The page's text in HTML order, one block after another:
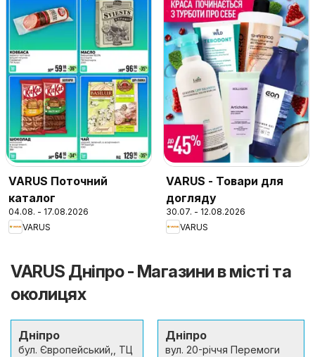
VARUS Поточний
каталог
04.08. - 17.08.2026
VARUS
VARUS - Товари для
догляду
30.07. - 12.08.2026
VARUS
VARUS Дніпро - Магазини в місті та
околицях
Дніпро
бул. Європейський,, ТЦ
Дніпро
вул. 20-річчя Перемоги